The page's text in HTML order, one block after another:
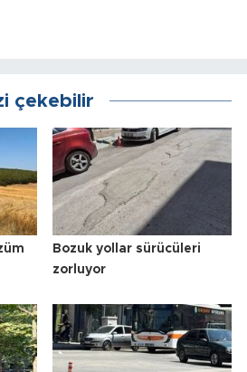
çekebilir
Bozuk yollar sürücüleri
zorluyor